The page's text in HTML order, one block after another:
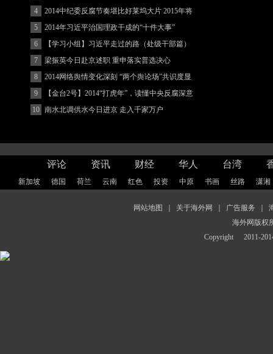
(图)
4
2014中纪委反腐节奏堪比好莱坞大片 2015年将
更忙
5
2014年习近平治国理政干成的“十件大事”
6
【学习小组】习近平走过的路（处级干部篇）
7
梁振英今日赴京述职 重申落实普选决心
8
2014网络舆情变化深刻 “两个舆论场”共识度显
著增强
9
【金台2号】2014“打虎年”，读懂中央反腐深意
10 南水北调供水今日进京 走入千家万户
评论 资讯 财经 华人 台湾
新加坡 德国 荷兰 云南 红色 投资 中原 书画 丝路 潇湘
网站地图 关于海外网 广告服务
海外网版权
Copyright
2011-